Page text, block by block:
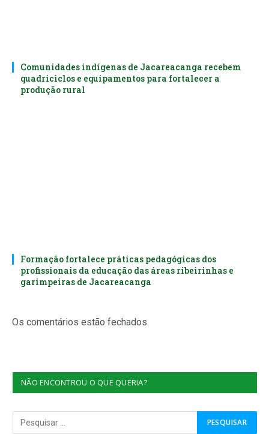
Comunidades indígenas de Jacareacanga recebem
quadriciclos e equipamentos para fortalecer a
produção rural
Formação fortalece práticas pedagógicas dos
profissionais da educação das áreas ribeirinhas e
garimpeiras de Jacareacanga
Os comentários estão fechados.
NÃO ENCONTROU O QUE QUERIA?